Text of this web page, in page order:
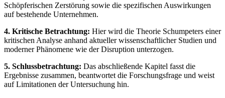
Schöpferischen Zerstörung sowie die spezifischen Auswirkungen
auf bestehende Unternehmen.
4. Kritische Betrachtung: Hier wird die Theorie Schumpeters einer
kritischen Analyse anhand aktueller wissenschaftlicher Studien und
moderner Phänomene wie der Disruption unterzogen.
5. Schlussbetrachtung: Das abschließende Kapitel fasst die
Ergebnisse zusammen, beantwortet die Forschungsfrage und weist
auf Limitationen der Untersuchung hin.